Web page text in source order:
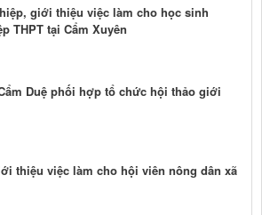
giới thiệu việc làm cho học sinh
THPT tại Cẩm Xuyên
Duệ phối hợp tổ chức hội thảo giới
thiệu việc làm cho hội viên nông dân xã